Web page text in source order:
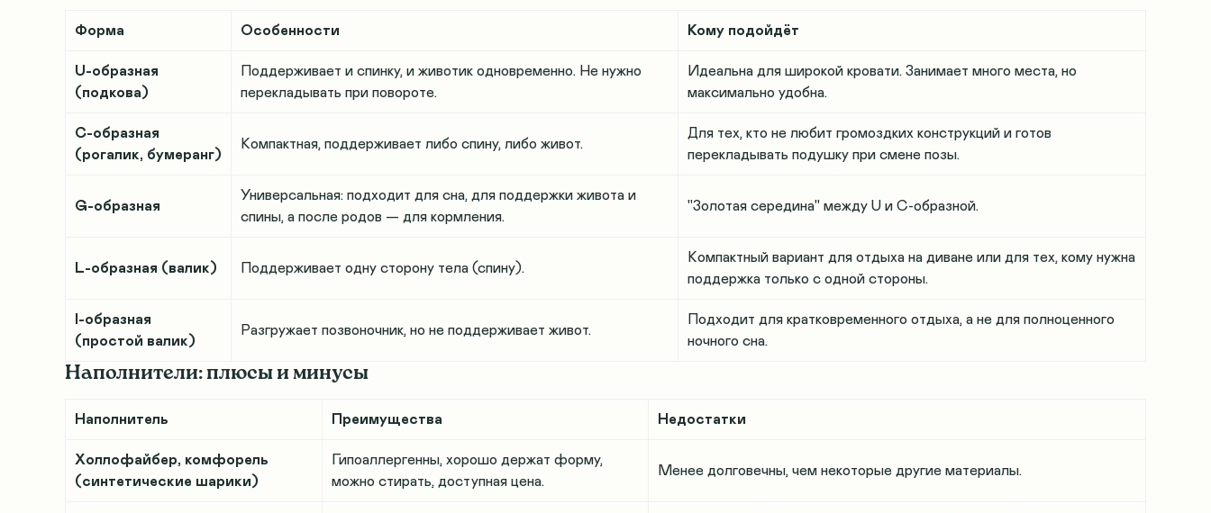
Форма Особенности Кому подойдёт
U-образная
(подкова)
Поддерживает и спинку, и животик одновременно. Не нужно
перекладывать при повороте.
Идеальна для широкой кровати. Занимает много места, но
максимально удобна.
C-образная
(рогалик, бумеранг)
Компактная, поддерживает либо спину, либо живот.
Для тех, кто не любит громоздких конструкций и готов
перекладывать подушку при смене позы.
G-образная
Универсальная: подходит для сна, для поддержки живота и
спины, а после родов — для кормления.
"Золотая середина" между U и C-образной.
L-образная (валик) Поддерживает одну сторону тела (спину).
Компактный вариант для отдыха на диване или для тех, кому нужна
поддержка только с одной стороны.
I-образная
(простой валик)
Разгружает позвоночник, но не поддерживает живот.
Подходит для кратковременного отдыха, а не для полноценного
ночного сна.
Наполнители: плюсы и минусы
Наполнитель Преимущества Недостатки
Холлофайбер, комфорель
(синтетические шарики)
Гипоаллергенны, хорошо держат форму,
можно стирать, доступная цена.
Менее долговечны, чем некоторые другие материалы.